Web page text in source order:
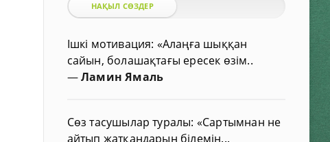
НАҚЫЛ СӨЗДЕР
Ішкі мотивация: «Алаңға шыққан
сайын, болашақтағы ересек өзім..
—Ламин Ямаль
Сөз тасушылар туралы: «Сартымнан не
айтып жатқандарын білемін...